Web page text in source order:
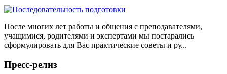
После многих лет работы и общения с преподавателями,
учащимися, родителями и экспертами мы постарались
сформулировать для Вас практические советы и ру...
Пресс-релиз